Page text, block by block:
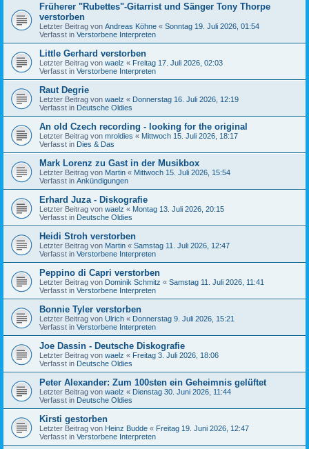
Früherer "Rubettes"-Gitarrist und Sänger Tony Thorpe
verstorben
Letzter Beitrag von Andreas Köhne « Sonntag 19. Juli 2026, 01:54
Verfasst in Verstorbene Interpreten
Little Gerhard verstorben
Letzter Beitrag von waelz « Freitag 17. Juli 2026, 02:03
Verfasst in Verstorbene Interpreten
Raut Degrie
Letzter Beitrag von waelz « Donnerstag 16. Juli 2026, 12:19
Verfasst in Deutsche Oldies
An old Czech recording - looking for the original
Letzter Beitrag von mroldies « Mittwoch 15. Juli 2026, 18:17
Verfasst in Dies & Das
Mark Lorenz zu Gast in der Musikbox
Letzter Beitrag von Martin « Mittwoch 15. Juli 2026, 15:54
Verfasst in Ankündigungen
Erhard Juza - Diskografie
Letzter Beitrag von waelz « Montag 13. Juli 2026, 20:15
Verfasst in Deutsche Oldies
Heidi Stroh verstorben
Letzter Beitrag von Martin « Samstag 11. Juli 2026, 12:47
Verfasst in Verstorbene Interpreten
Peppino di Capri verstorben
Letzter Beitrag von Dominik Schmitz « Samstag 11. Juli 2026, 11:41
Verfasst in Verstorbene Interpreten
Bonnie Tyler verstorben
Letzter Beitrag von Ulrich « Donnerstag 9. Juli 2026, 15:21
Verfasst in Verstorbene Interpreten
Joe Dassin - Deutsche Diskografie
Letzter Beitrag von waelz « Freitag 3. Juli 2026, 18:06
Verfasst in Deutsche Oldies
Peter Alexander: Zum 100sten ein Geheimnis gelüftet
Letzter Beitrag von waelz « Dienstag 30. Juni 2026, 11:44
Verfasst in Deutsche Oldies
Kirsti gestorben
Letzter Beitrag von Heinz Budde « Freitag 19. Juni 2026, 12:47
Verfasst in Verstorbene Interpreten